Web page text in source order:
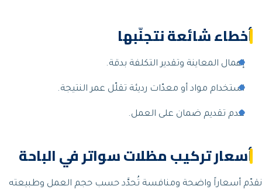
أخطاء شائعة نتجنّبها
إهمال المعاينة وتقدير التكلفة بدقة.
استخدام مواد أو معدّات رديئة تقلّل عمر النتيجة.
عدم تقديم ضمان على العمل.
أسعار تركيب مظلات سواتر في الباحة
نقدّم أسعاراً واضحة ومنافسة تُحدَّد حسب حجم العمل وطبيعته